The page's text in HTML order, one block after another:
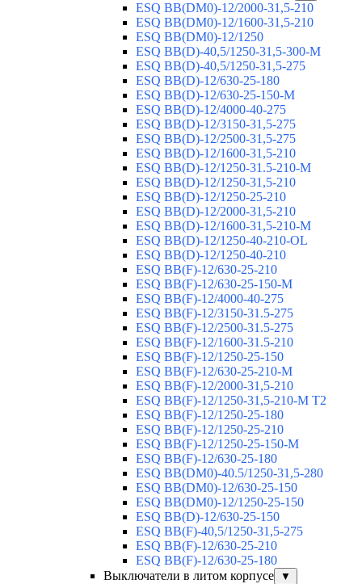
ESQ ВВ(DM0)-12/2000-31,5-210
ESQ ВВ(DM0)-12/1600-31,5-210
ESQ ВВ(DM0)-12/1250
ESQ ВВ(D)-40,5/1250-31,5-300-М
ESQ ВВ(D)-40,5/1250-31,5-275
ESQ ВВ(D)-12/630-25-180
ESQ ВВ(D)-12/630-25-150-М
ESQ ВВ(D)-12/4000-40-275
ESQ ВВ(D)-12/3150-31,5-275
ESQ ВВ(D)-12/2500-31,5-275
ESQ ВВ(D)-12/1600-31,5-210
ESQ ВВ(D)-12/1250-31.5-210-М
ESQ ВВ(D)-12/1250-31,5-210
ESQ ВВ(D)-12/1250-25-210
ESQ BB(D)-12/2000-31,5-210
ESQ BB(D)-12/1600-31,5-210-М
ESQ BB(D)-12/1250-40-210-OL
ESQ BB(D)-12/1250-40-210
ESQ ВВ(F)-12/630-25-210
ESQ ВВ(F)-12/630-25-150-М
ESQ ВВ(F)-12/4000-40-275
ESQ ВВ(F)-12/3150-31.5-275
ESQ ВВ(F)-12/2500-31.5-275
ESQ ВВ(F)-12/1600-31.5-210
ESQ ВВ(F)-12/1250-25-150
ESQ BB(F)-12/630-25-210-М
ESQ BB(F)-12/2000-31,5-210
ESQ BB(F)-12/1250-31,5-210-М T2
ESQ BB(F)-12/1250-25-180
ESQ ВВ(F)-12/1250-25-210
ESQ ВВ(F)-12/1250-25-150-М
ESQ BB(F)-12/630-25-180
ESQ ВВ(DM0)-40.5/1250-31,5-280
ESQ ВВ(DM0)-12/630-25-150
ESQ ВВ(DM0)-12/1250-25-150
ESQ BB(D)-12/630-25-150
ESQ ВВ(F)-40,5/1250-31,5-275
ESQ ВВ(F)-12/630-25-210
ESQ ВВ(F)-12/630-25-180
Выключатели в литом корпусе
▼